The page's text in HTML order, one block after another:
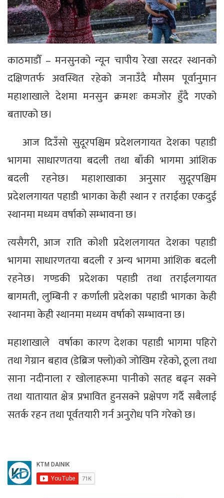
काठमाडौँ – मनसुनको न्यून चापीय रेखा सरदर स्थानको
दक्षिणतर्फ अवस्थित रहेको जनाउँदै मौसम पूर्वानुमान
महाशाखाले देशमा मनसुन क्रमशः कमजोर हुँदै गएको
बताएको छ।
आज दिउँसो सुदूरपश्चिम प्रदेशलगायत देशका पहाडी
भागमा साधारणतया बदली तथा बाँकी भागमा आंशिक
बदली रहनेछ। महाशाखाका अनुसार सुदूरपश्चिम
प्रदेशलगायत पहाडी भागका केही स्थान र तराईका एकदुई
स्थानमा मध्यम वर्षाको सम्भावना छ।
त्यसैगरी, आज राति कोशी प्रदेशलगायत देशका पहाडी
भागमा साधारणतया बदली र अन्य भागमा आंशिक बदली
रहनेछ। गण्डकी प्रदेशका पहाडी तथा तराईलगायत
बागमती, लुम्बिनी र कर्णाली प्रदेशका पहाडी भागका केही
स्थानमा केही स्थानमा मध्यम वर्षाको सम्भावना छ।
महाशाखाले वर्षाका कारण देशका पहाडी भागमा पहिरो
तथा गेग्रान बहाव (डेब्रिज फ्लो)को जोखिम रहेको, ठूला तथा
साना नदीनाला र खोलाहरूमा पानीको सतह बढ्न सक्ने
तथा यातायात क्षेत्र प्रभावित हुनसक्ने प्रक्षेपण गर्दै सबैलाई
सतर्क रहन तथा पूर्वतयारी गर्न अनुरोध पनि गरेको छ।